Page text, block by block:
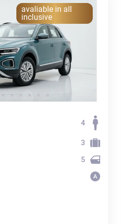
avaliable in all
inclusive
4
3
5